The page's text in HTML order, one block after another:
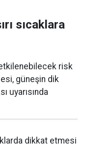
sıcaklara
etkilenebilecek risk
güneşin dik
uyarısında
dikkat etmesi